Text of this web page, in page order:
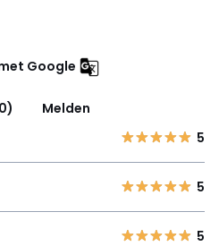
Google
Melden
5
5
5